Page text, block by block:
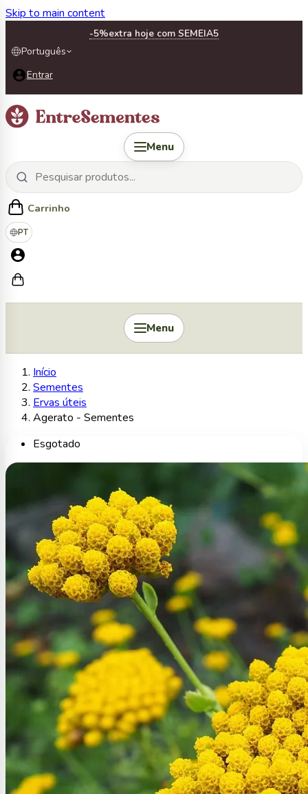
Skip to main content
-5%extra hoje com SEMEIA5
Português
Entrar
Menu
Carrinho
PT
Menu
Início
Sementes
Ervas úteis
Agerato - Sementes
Esgotado